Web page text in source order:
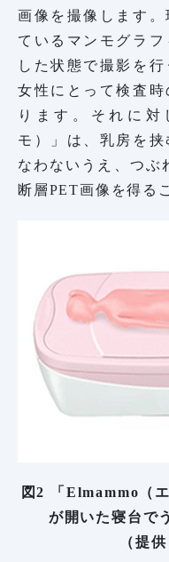
画像を撮像します
ているマンモグラ
した状態で撮影を
女性にとって検査
ります。それに対
モ）」は、乳房を
なわないうえ、つぶ
断層PET画像を得る
図2 「Elmammo（
が開いた寝台で
（提